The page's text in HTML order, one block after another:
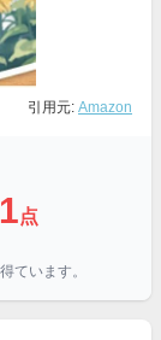
引用元: Amazon
点
ています。